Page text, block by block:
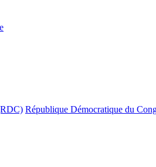
République Démocratique du